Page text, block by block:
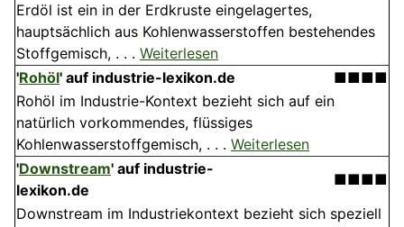
Erdöl ist ein in der Erdkruste eingelagertes,
hauptsächlich aus Kohlenwasserstoffen bestehendes
Stoffgemisch, . . . Weiterlesen
'Rohöl' auf industrie-lexikon.de
■■■■
Rohöl im Industrie-Kontext bezieht sich auf ein
natürlich vorkommendes, flüssiges
Kohlenwasserstoffgemisch, . . . Weiterlesen
'Downstream' auf industrie-
lexikon.de
■■■■
Downstream im Industriekontext bezieht sich speziell